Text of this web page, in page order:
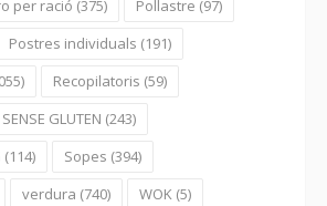
per ració (375) Pollastre (97)
Postres individuals (191)
Recopilatoris (59)
SENSE GLUTEN (243)
(114) Sopes (394)
verdura (740) WOK (5)